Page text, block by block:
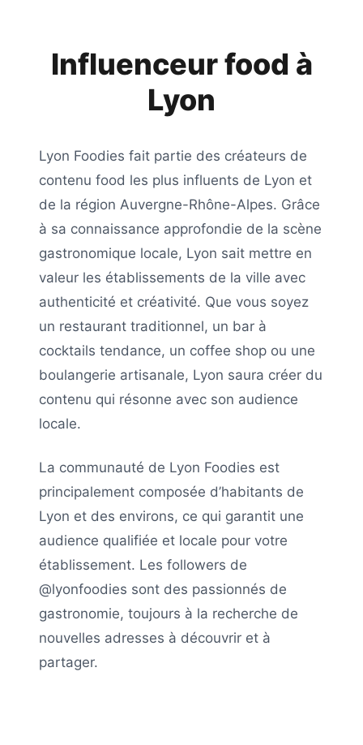
Influenceur food à
Lyon
Lyon Foodies fait partie des créateurs de
contenu food les plus influents de Lyon et
de la région Auvergne-Rhône-Alpes. Grâce
à sa connaissance approfondie de la scène
gastronomique locale, Lyon sait mettre en
valeur les établissements de la ville avec
authenticité et créativité. Que vous soyez
un restaurant traditionnel, un bar à
cocktails tendance, un coffee shop ou une
boulangerie artisanale, Lyon saura créer du
contenu qui résonne avec son audience
locale.
La communauté de Lyon Foodies est
principalement composée d’habitants de
Lyon et des environs, ce qui garantit une
audience qualifiée et locale pour votre
établissement. Les followers de
@lyonfoodies sont des passionnés de
gastronomie, toujours à la recherche de
nouvelles adresses à découvrir et à
partager.